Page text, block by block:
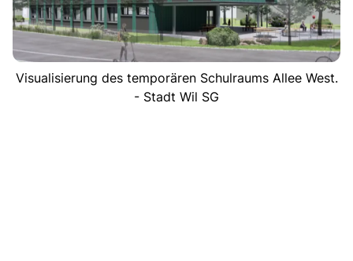
Visualisierung des temporären Schulraums Allee West.
- Stadt Wil SG